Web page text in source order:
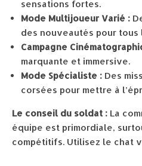
sensations fortes.
Mode Multijoueur Varié :
des nouveautés pour tous
Campagne
marquante et immersive.
Mode Spécialiste : Des
corsées pour mettre à
Le conseil du soldat : La
équipe est primordiale,
compétitifs. Utilisez le chat